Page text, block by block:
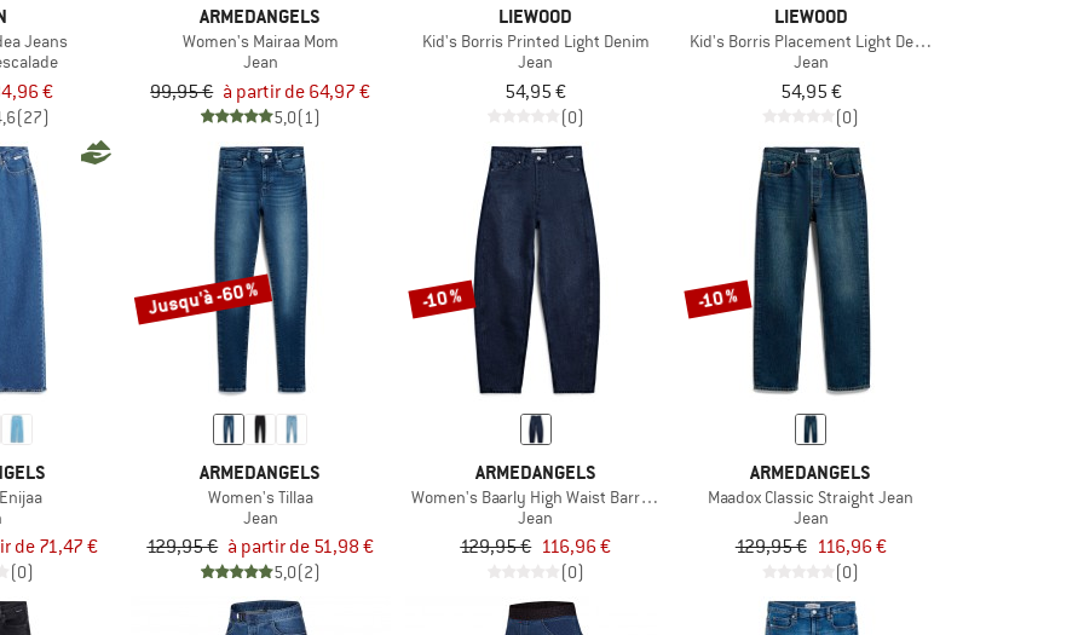
Jeans
€
(27)
ARMEDANGELS
Women's Mairaa Mom
Jean
99,95 € à partir de 64,97 €
5,0(1)
LIEWOOD
Kid's Borris Printed Light Denim
Jean
54,95 €
(0)
LIEWOOD
Kid's Borris Placement Light Denim
Jean
54,95 €
(0)
de 71,47 €
(0)
Jusqu'à -60 %
ARMEDANGELS
Women's Tillaa
Jean
129,95 € à partir de 51,98 €
5,0(2)
-10 %
ARMEDANGELS
Women's Baarly High Waist Barrel Jeans
Jean
129,95 € 116,96 €
(0)
-10 %
ARMEDANGELS
Maadox Classic Straight Jean
Jean
129,95 € 116,96 €
(0)